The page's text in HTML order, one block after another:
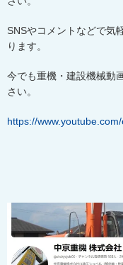
SNSやコメントなどで気
ります。
今でも重機・建設機械動
さい。
https://